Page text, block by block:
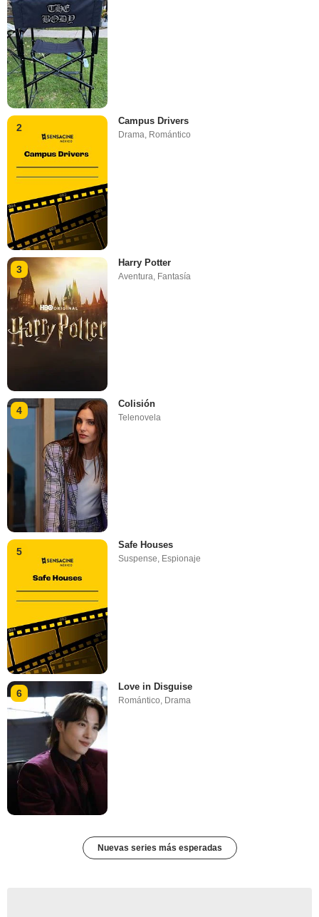
2
Campus Drivers
Drama, Romántico
3
Harry Potter
Aventura Fantasía
4
Colisión
Telenovela
5
Safe Houses
Suspense, Espionaje
6
Love in Disguise
Romántico Drama
Nuevas series más esperadas